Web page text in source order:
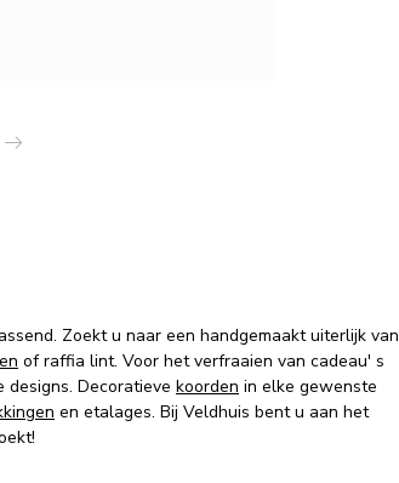
Zoekt u naar een handgemaakt uiterlijk van
of raffia lint. Voor het verfraaien van cadeau' s
designs. Decoratieve koorden in elke gewenste
en etalages. Bij Veldhuis bent u aan het